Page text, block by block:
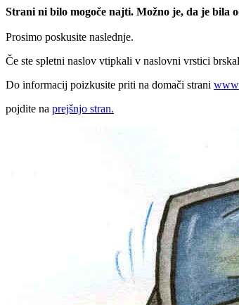
Strani ni bilo mogoče najti. Možno je, da je bila
Prosimo poskusite naslednje.
Če ste spletni naslov vtipkali v naslovni vrstici
Do informacij poizkusite priti na domači strani
pojdite na prejšnjo stran.